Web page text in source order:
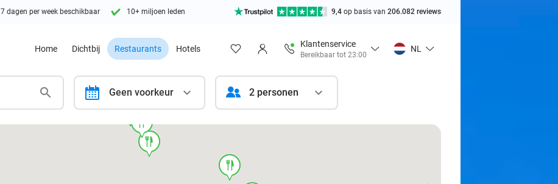
7 dagen per week beschikbaar 10+ miljoen leden 9,4 op basis van 206.082 reviews
Home Dichtbij Restaurants Hotels
Klantenservice
Bereikbaar tot 23:00
NL
calendar Geen voorkeur 2 personen
food
food
food
food